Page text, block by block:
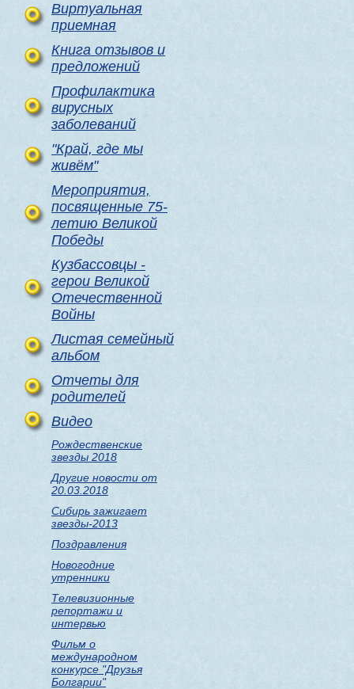
Виртуальная
приемная
Книга отзывов и
предложений
Профилактика
вирусных
заболеваний
"Край, где мы
живём"
Мероприятия,
посвященные 75-
летию Великой
Победы
Кузбассовцы -
герои Великой
Отечественной
Войны
Листая семейный
альбом
Отчеты для
родителей
Видео
Рождественские
звезды 2018
Другие новости от
20.03.2018
Сибирь зажигает
звезды-2013
Поздравления
Новогодние
утренники
Телевизионные
репортажи и
интервью
Фильм о
международном
конкурсе "Друзья
Болгарии"